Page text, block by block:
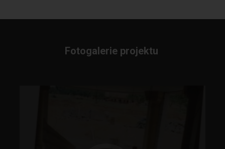
Fotogalerie projektu